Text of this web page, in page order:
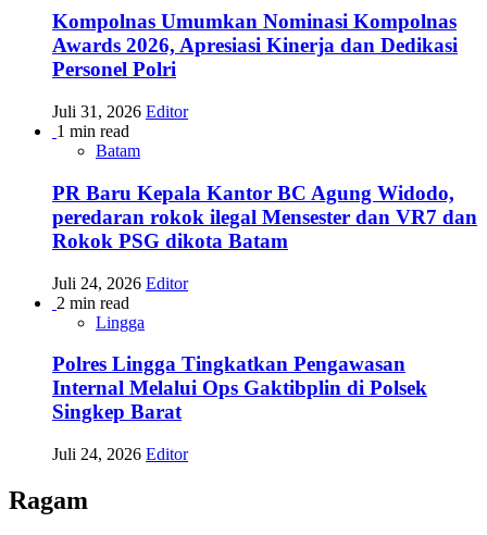
Kompolnas Umumkan Nominasi Kompolnas
Awards 2026, Apresiasi Kinerja dan Dedikasi
Personel Polri
Juli 31, 2026 Editor
1 min read
Batam
PR Baru Kepala Kantor BC Agung Widodo,
peredaran rokok ilegal Mensester dan VR7 dan
Rokok PSG dikota Batam
Juli 24, 2026 Editor
2 min read
Lingga
Polres Lingga Tingkatkan Pengawasan
Internal Melalui Ops Gaktibplin di Polsek
Singkep Barat
Juli 24, 2026 Editor
Ragam